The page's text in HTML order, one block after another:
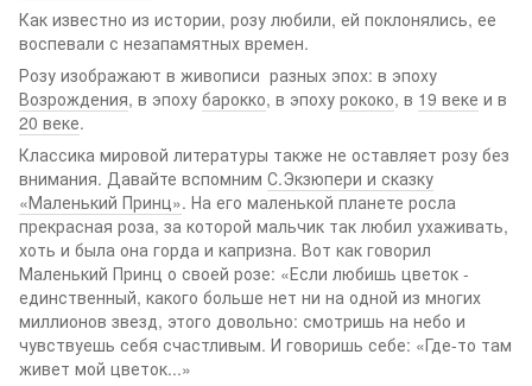
Как известно из истории, розу любили, ей поклонялись, ее
воспевали с незапамятных времен.
Розу изображают в живописи разных эпох: в эпоху
Возрождения, в эпоху барокко, в эпоху рококо, в 19 веке и в
20 веке.
Классика мировой литературы также не оставляет розу без
внимания. Давайте вспомним С.Экзюпери и сказку
«Маленький Принц». На его маленькой планете росла
прекрасная роза, за которой мальчик так любил ухаживать,
хоть и была она горда и капризна. Вот как говорил
Маленький Принц о своей розе: «Если любишь цветок -
единственный, какого больше нет ни на одной из многих
миллионов звезд, этого довольно: смотришь на небо и
чувствуешь себя счастливым. И говоришь себе: «Где-то там
живет мой цветок...»